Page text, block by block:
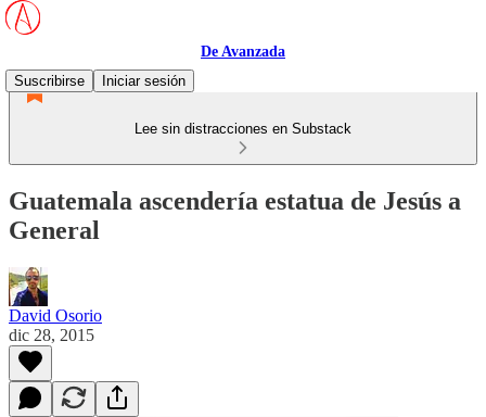
De Avanzada
Suscribirse
Iniciar sesión
Lee sin distracciones en Substack
Guatemala ascendería estatua de Jesús a
General
David Osorio
dic 28, 2015